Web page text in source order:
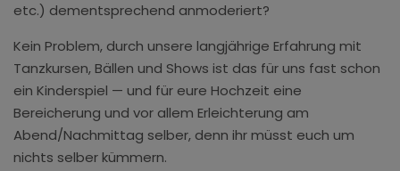
etc.) dementsprechend anmoderiert?
Kein Problem, durch unsere langjährige Erfahrung mit
Tanzkursen, Bällen und Shows ist das für uns fast schon
ein Kinderspiel — und für eure Hochzeit eine
Bereicherung und vor allem Erleichterung am
Abend/Nachmittag selber, denn ihr müsst euch um
nichts selber kümmern.